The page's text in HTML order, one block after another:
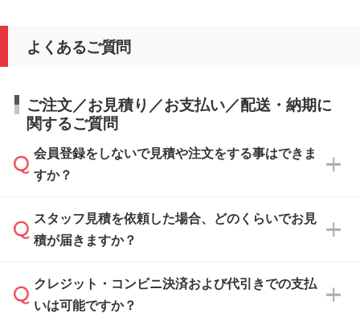
よくあるご質問
ご注文／お見積り／お支払い／配送・納期に
関するご質問
会員登録をしないで見積や注文をする事はできま
すか？
可能です。見積・注文フォームにて『ゲストの
まま進む』ボタンからお進みのうえ、ご依頼く
スタッフ見積を依頼した場合、どのくらいでお見
積が届きますか？
通常、翌営業日までにお送りしております。混
雑状況によっては、お時間をいただくこともご
クレジット・コンビニ決済および代引きでの支払
いは可能ですか？